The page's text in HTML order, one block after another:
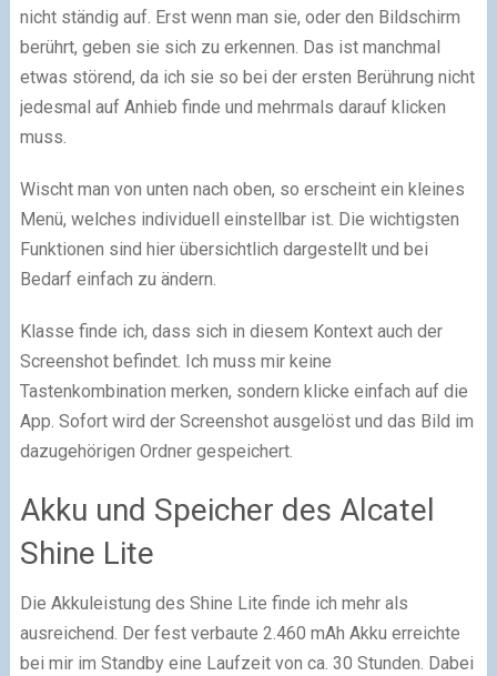
nicht ständig auf. Erst wenn man sie, oder den Bildschirm
berührt, geben sie sich zu erkennen. Das ist manchmal
etwas störend, da ich sie so bei der ersten Berührung nicht
jedesmal auf Anhieb finde und mehrmals darauf klicken
muss.
Wischt man von unten nach oben, so erscheint ein kleines
Menü, welches individuell einstellbar ist. Die wichtigsten
Funktionen sind hier übersichtlich dargestellt und bei
Bedarf einfach zu ändern.
Klasse finde ich, dass sich in diesem Kontext auch der
Screenshot befindet. Ich muss mir keine
Tastenkombination merken, sondern klicke einfach auf die
App. Sofort wird der Screenshot ausgelöst und das Bild im
dazugehörigen Ordner gespeichert.
Akku und Speicher des Alcatel
Shine Lite
Die Akkuleistung des Shine Lite finde ich mehr als
ausreichend. Der fest verbaute 2.460 mAh Akku erreichte
bei mir im Standby eine Laufzeit von ca. 30 Stunden. Dabei